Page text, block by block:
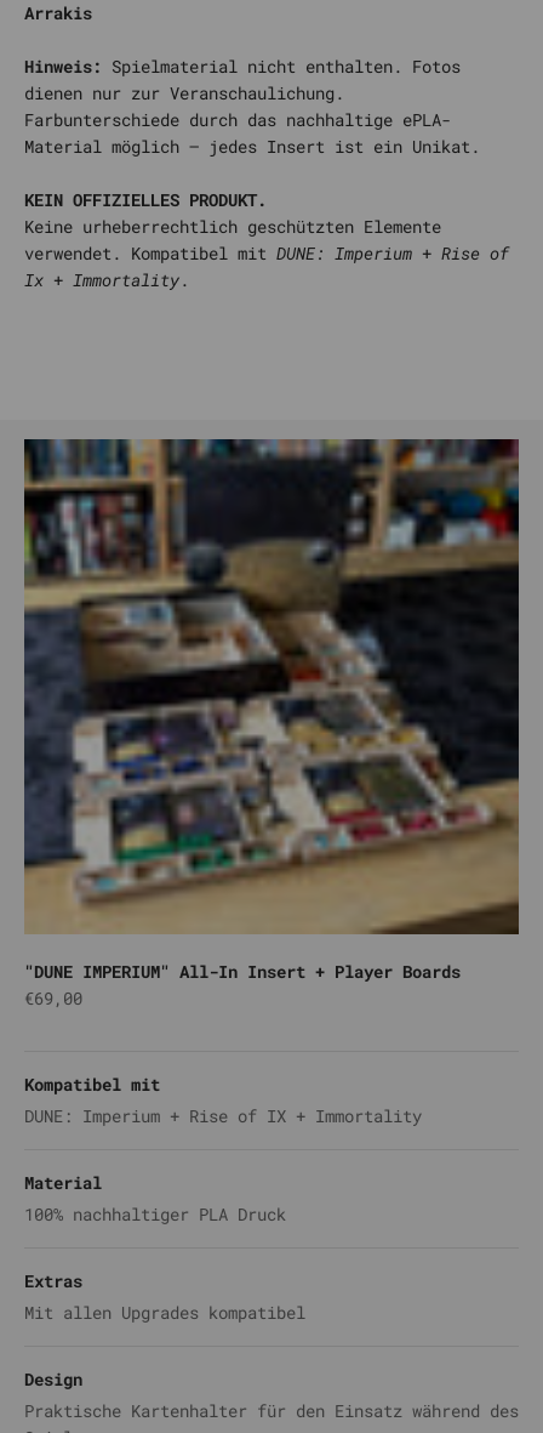
Arrakis
Hinweis: Spielmaterial nicht enthalten. Fotos
dienen nur zur Veranschaulichung.
Farbunterschiede durch das nachhaltige ePLA-
Material möglich – jedes Insert ist ein Unikat.
KEIN OFFIZIELLES PRODUKT.
Keine urheberrechtlich geschützten Elemente
verwendet. Kompatibel mit DUNE: Imperium + Rise of
Ix + Immortality.
"DUNE IMPERIUM" All-In Insert + Player Boards
Angebot
€69,00
Kompatibel mit
DUNE: Imperium + Rise of IX + Immortality
Material
100% nachhaltiger PLA Druck
Extras
Mit allen Upgrades kompatibel
Design
Praktische Kartenhalter für den Einsatz während des